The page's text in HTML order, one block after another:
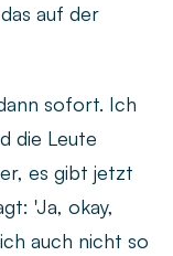
auf der
sofort. Ich
die Leute
es gibt jetzt
'Ja, okay,
auch nicht so